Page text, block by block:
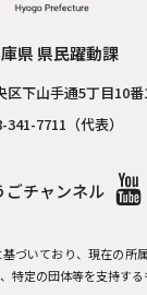
県 県民躍動課
区下山手通5丁目10番
341-7711（代表）
ごチャンネル
づいており、現在の所
特定の団体等を支持す